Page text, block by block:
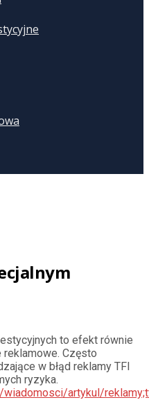
to efekt równie
reklamowe. Często
w błąd reklamy TFI
ryzyka.
artykul/